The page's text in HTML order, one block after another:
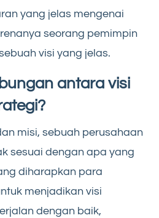
yang jelas mengenai
seorang pemimpin
visi yang jelas.
antara visi
misi, sebuah perusahaan
sesuai dengan apa yang
diharapkan para
menjadikan visi
dengan baik,